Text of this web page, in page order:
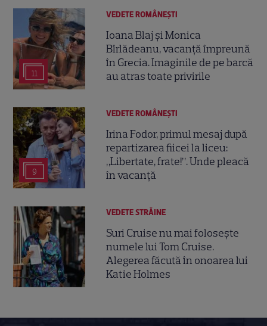
11
VEDETE ROMÂNEŞTI
Ioana Blaj și Monica
Bîrlădeanu, vacanță împreună
în Grecia. Imaginile de pe barcă
au atras toate privirile
9
VEDETE ROMÂNEŞTI
Irina Fodor, primul mesaj după
repartizarea fiicei la liceu:
„Libertate, frate!”. Unde pleacă
în vacanță
VEDETE STRĂINE
Suri Cruise nu mai folosește
numele lui Tom Cruise.
Alegerea făcută în onoarea lui
Katie Holmes